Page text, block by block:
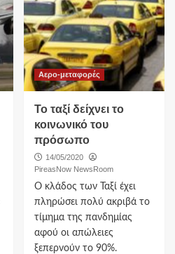
Αερο-μεταφορές
Το ταξί δείχνει το
κοινωνικό του
πρόσωπο
14/05/2020
PireasNow NewsRoom
Ο κλάδος των Ταξί έχει
πληρώσει πολύ ακριβά το
τίμημα της πανδημίας
αφού οι απώλειες
ξεπερνούν το 90%.